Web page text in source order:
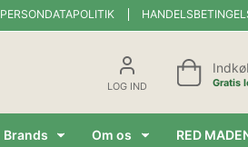
PERSONDATAPOLITIK
LOG IND Gratis
Brands Om os RED